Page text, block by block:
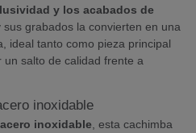
y los acabados de
sus grabados la convierten en una
ideal tanto como pieza principal
salto de calidad frente a
inoxidable
acero inoxidable , esta cachimba